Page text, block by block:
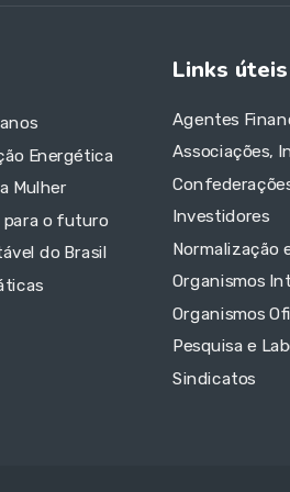
Energética
Mulher
para o futuro
do Brasil
Links úteis
Agentes
Associações,
Investidores
Normalização
Organismos
Organismos
Pesquisa e
Sindicatos